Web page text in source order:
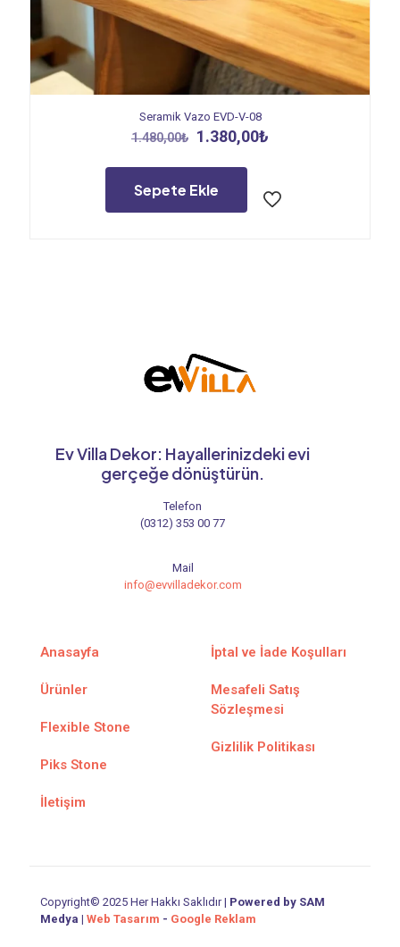
Seramik Vazo EVD-V-08
1.480,00₺ Orijinal
1.480,00₺.
1.380,00₺
1.380,00₺.
Sepete Ekle
Ev Villa Dekor: Hayallerinizdeki evi
gerçeğe dönüştürün.
Telefon
(0312) 353 00 77
Mail
info@evvilladekor.com
Anasayfa
Ürünler
Flexible Stone
Piks Stone
İletişim
İptal ve İade Koşulları
Mesafeli Satış
Sözleşmesi
Gizlilik Politikası
Copyright© 2025 Her Hakkı Saklıdır | Powered by SAM
Medya | Web Tasarım - Google Reklam